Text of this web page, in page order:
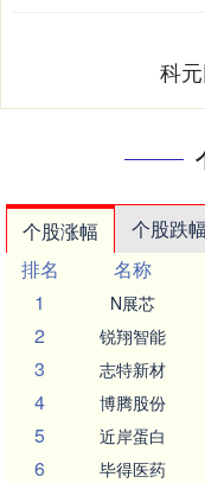
科
个股涨幅 个股跌幅
排名
名称
1
N展芯
2 锐翔智能
3 志特新材
4 博腾股份
5 近岸蛋白
6 毕得医药